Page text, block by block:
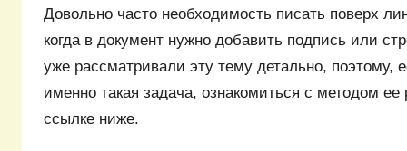
Довольно часто необходимость писать поверх
когда в документ нужно добавить подпись или
уже рассматривали эту тему детально, поэтому,
именно такая задача, ознакомиться с методом
ссылке ниже.